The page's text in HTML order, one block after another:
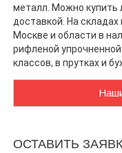
металл. Можно купить
доставкой. На
Москве и области в
рифленой
классов, в прутках и
ОСТАВИТЬ